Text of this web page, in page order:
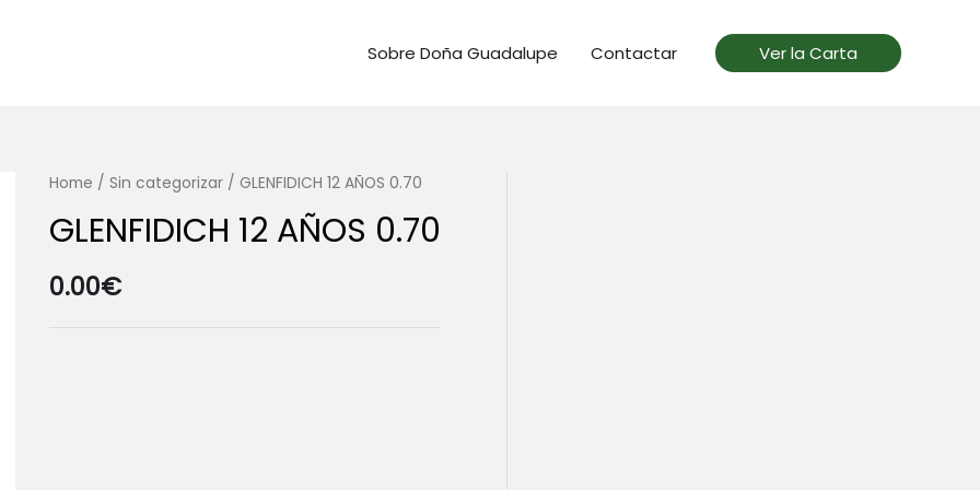
Sobre Doña Guadalupe Contactar Ver la Carta
Home / Sin categorizar/ GLENFIDICH 12 AÑOS 0.70
GLENFIDICH 12 AÑOS 0.70
0.00€